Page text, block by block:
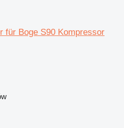
für Boge S90 Kompressor